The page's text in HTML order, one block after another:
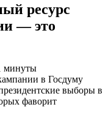
ресурс
— это
минуты
в Госдуму
выборы в
фаворит